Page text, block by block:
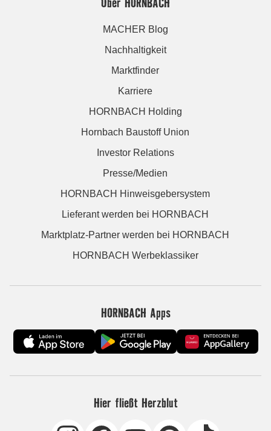
MACHER Blog
Nachhaltigkeit
Marktfinder
Karriere
HORNBACH Holding
Hornbach Baustoff Union
Investor Relations
Presse/Medien
HORNBACH Hinweisgebersystem
Lieferant werden bei HORNBACH
Marktplatz-Partner werden bei HORNBACH
HORNBACH Werbeklassiker
HORNBACH Apps
Hier fließt Herzblut